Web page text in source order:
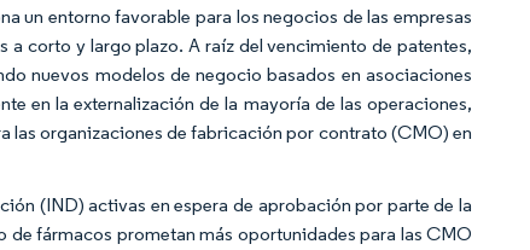
un entorno favorable para los negocios de las empresas
corto y largo plazo. A raíz del vencimiento de patentes,
nuevos modelos de negocio basados en asociaciones
en la externalización de la mayoría de las operaciones,
las organizaciones de fabricación por contrato (CMO) en
(IND) activas en espera de aprobación por parte de la
de fármacos prometan más oportunidades para las CMO